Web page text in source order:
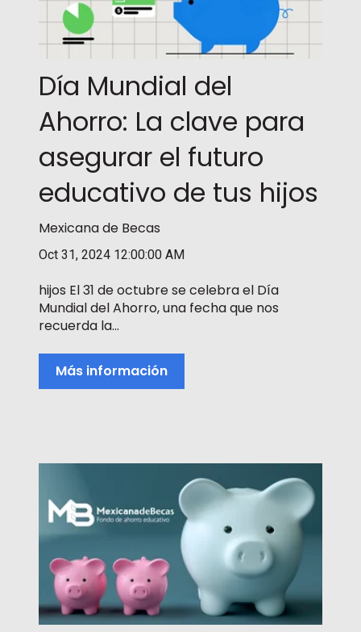
Día Mundial del
Ahorro: La clave para
asegurar el futuro
educativo de tus hijos
Mexicana de Becas
Oct 31, 2024 12:00:00 AM
hijos El 31 de octubre se celebra el Día
Mundial del Ahorro, una fecha que nos
recuerda la...
Más información